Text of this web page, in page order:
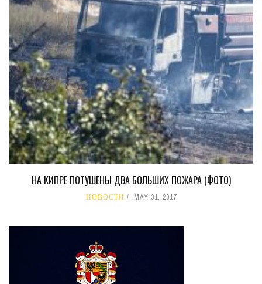
НА КИПРЕ ПОТУШЕНЫ ДВА БОЛЬШИХ ПОЖАРА (ФОТО)
НОВОСТИ MAY 31, 2017